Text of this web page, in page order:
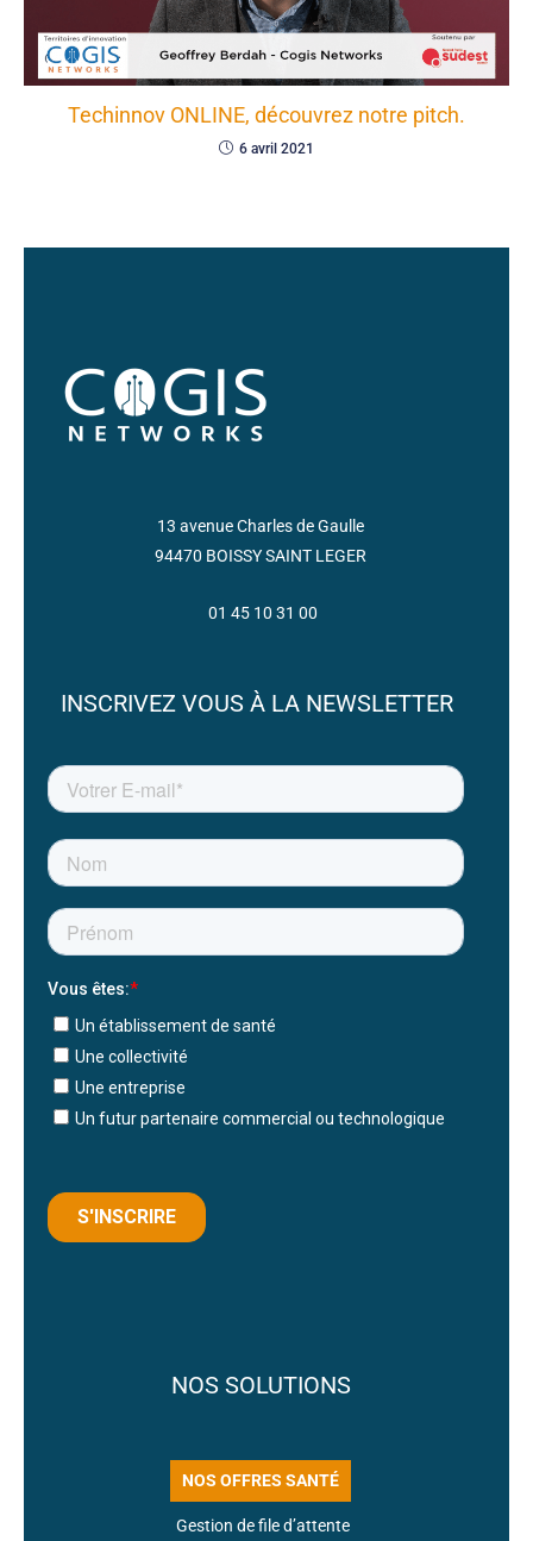
Techinnov ONLINE, découvrez notre pitch.
6 avril 2021
13 avenue Charles de Gaulle
94470 BOISSY SAINT LEGER
01 45 10 31 00
INSCRIVEZ VOUS À LA NEWSLETTER
NOS SOLUTIONS
NOS OFFRES SANTÉ
Gestion de file d’attente